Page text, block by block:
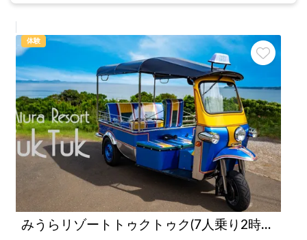
体験
みうらリゾートトゥクトゥク(7人乗り2時間の料金です）by三浦レンタカー/Miura Resort TukTuk